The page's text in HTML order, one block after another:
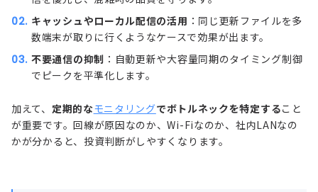
キャッシュやローカル配信の活用 ：同じ更新ファイルを多
数端末が取りに行くようなケースで効果が出ます。
不要通信の抑制 ：自動更新や大容量同期のタイミング制御
でピークを平準化します。
加えて、 定期的なモニタリングでボトルネックを特定すること
が重要です。回線が原因なのか、Wi-Fiなのか、社内LANなの
かが分かると、投資判断がしやすくなります。